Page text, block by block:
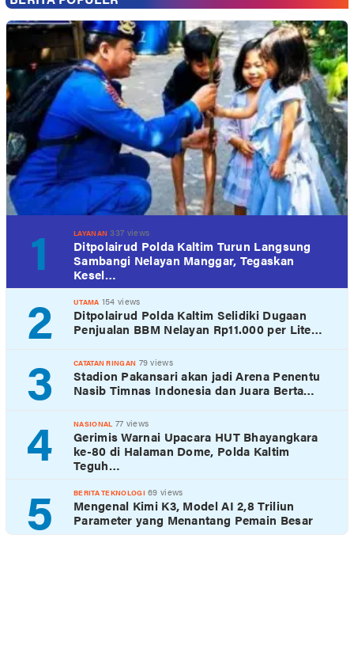
1 LAYANAN 337 views
Ditpolairud Polda Kaltim Turun Langsung
Sambangi Nelayan Manggar, Tegaskan
Kesel…
2 UTAMA 154 views
Ditpolairud Polda Kaltim Selidiki Dugaan
Penjualan BBM Nelayan Rp11.000 per Lite…
3 CATATAN RINGAN 79 views
Stadion Pakansari akan jadi Arena Penentu
Nasib Timnas Indonesia dan Juara Berta…
4 NASIONAL 77 views
Gerimis Warnai Upacara HUT Bhayangkara
ke-80 di Halaman Dome, Polda Kaltim
Teguh…
5 BERITA TEKNOLOGI 69 views
Mengenal Kimi K3, Model AI 2,8 Triliun
Parameter yang Menantang Pemain Besar